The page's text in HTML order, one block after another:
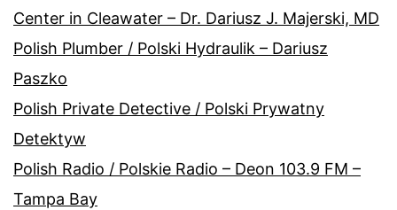
Center in Cleawater – Dr. Dariusz J. Majerski, MD
Polish Plumber / Polski Hydraulik – Dariusz
Paszko
Polish Private Detective / Polski Prywatny
Detektyw
Polish Radio / Polskie Radio – Deon 103.9 FM –
Tampa Bay